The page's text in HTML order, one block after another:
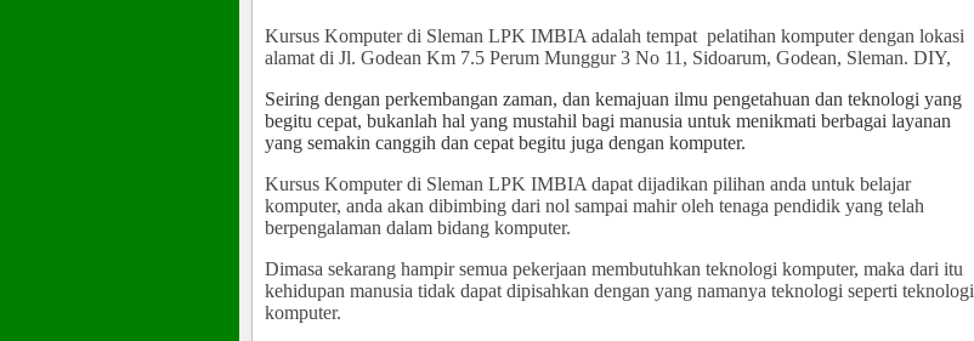
Kursus Komputer di Sleman LPK IMBIA adalah tempat pelatihan komputer dengan lokasi
alamat di Jl. Godean Km 7.5 Perum Munggur 3 No 11, Sidoarum, Godean, Sleman. DIY,
Seiring dengan perkembangan zaman, dan kemajuan ilmu pengetahuan dan teknologi yang
begitu cepat, bukanlah hal yang mustahil bagi manusia untuk menikmati berbagai layanan
yang semakin canggih dan cepat begitu juga dengan komputer.
Kursus Komputer di Sleman LPK IMBIA dapat dijadikan pilihan anda untuk belajar
komputer, anda akan dibimbing dari nol sampai mahir oleh tenaga pendidik yang telah
berpengalaman dalam bidang komputer.
Dimasa sekarang hampir semua pekerjaan membutuhkan teknologi komputer, maka dari itu
kehidupan manusia tidak dapat dipisahkan dengan yang namanya teknologi seperti teknologi
komputer.